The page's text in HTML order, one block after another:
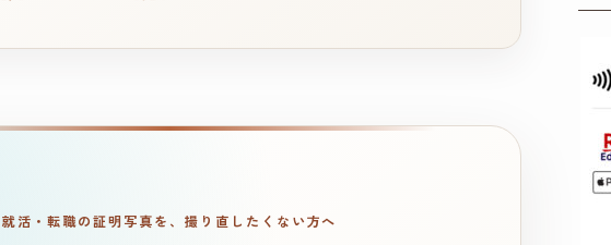
就活・転職の証明写真を、撮り直したくない方へ